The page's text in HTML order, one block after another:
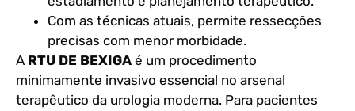
Com as técnicas atuais, permite ressecções
precisas com menor morbidade.
A RTU DE BEXIGA é um procedimento
minimamente invasivo essencial no arsenal
terapêutico da urologia moderna. Para pacientes